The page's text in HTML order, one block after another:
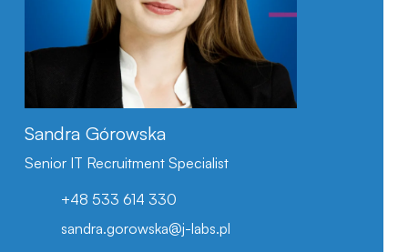
Sandra Górowska
Senior IT Recruitment Specialist
+48 533 614 330
sandra.gorowska@j-labs.pl